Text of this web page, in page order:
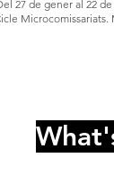
27 de gener al 22
Microcomissariats.